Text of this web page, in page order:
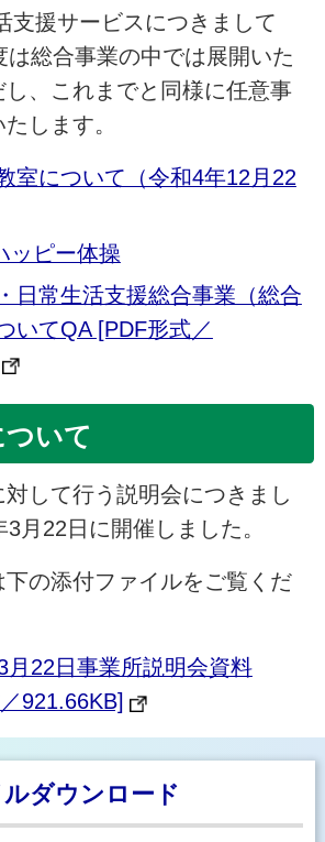
支援サービスにつきまして
は総合事業の中では展開いた
し、これまでと同様に任意事
します。
室について（令和4年12月22
ピー体操
日常生活支援総合事業（総合
いてQA [PDF形式／
いて
して行う説明会につきまし
月22日に開催しました。
の添付ファイルをご覧くだ
月22日事業所説明会資料
921.66KB]
ダウンロード